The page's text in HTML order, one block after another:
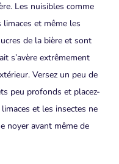
Les nuisibles comme
et même les
de la bière et sont
s’avère extrêmement
Versez un peu de
peu profonds et placez-
et les insectes ne
noyer avant même de